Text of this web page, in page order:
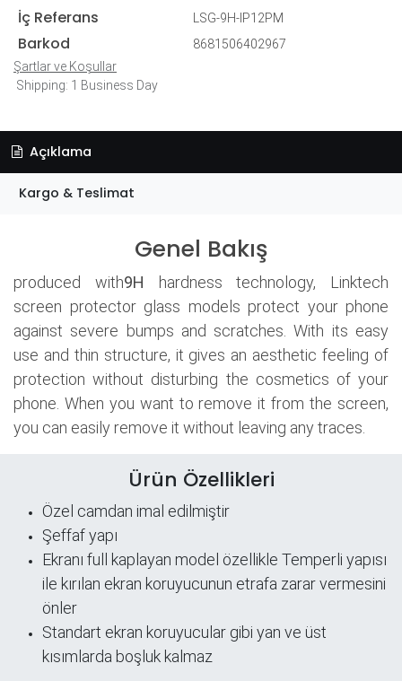
İç Referans LSG-9H-IP12PM
Barkod
8681506402967
Şartlar ve Koşullar
Shipping: 1 Business Day
Açıklama
Kargo & Teslimat
Genel Bakış
produced with9H hardness technology, Linktech
screen protector glass models protect your phone
against severe bumps and scratches. With its easy
use and thin structure, it gives an aesthetic feeling of
protection without disturbing the cosmetics of your
phone. When you want to remove it from the screen,
you can easily remove it without leaving any traces.
Ürün Özellikleri
Özel camdan imal edilmiştir
Şeffaf yapı
​Ekranı full kaplayan model özellikle Temperli yapısı
ile kırılan ekran koruyucunun etrafa zarar vermesini
önler
Standart ekran koruyucular gibi yan ve üst
kısımlarda boşluk kalmaz